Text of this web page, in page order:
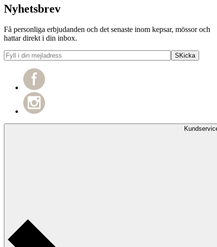
Nyhetsbrev
Få personliga erbjudanden och det senaste inom kepsar, mössor och
hattar direkt i din inbox.